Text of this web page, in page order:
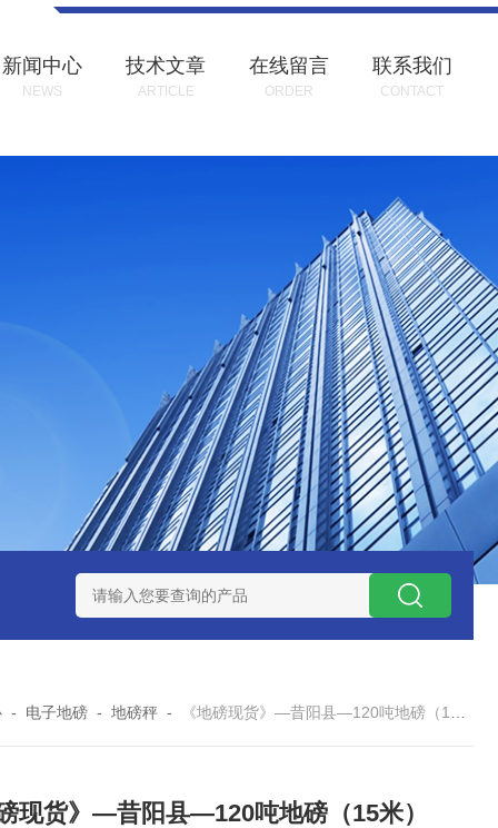
新闻中心
NEWS
技术文章
ARTICLE
在线留言
ORDER
联系我们
CONTACT
SCS-18米120吨玉环装一台16米100吨地磅多少钱？
- 电子地磅 -地磅秤 - 《地磅现货》—昔阳县—120吨地磅（15米）
磅现货》—昔阳县—120吨地磅（15米）